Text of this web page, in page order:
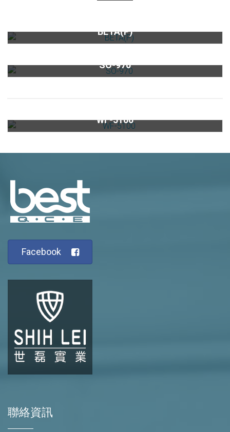
BETA(P)
SO-970
best排油煙機濾油網專區
WF-5100
Facebook
聯絡資訊